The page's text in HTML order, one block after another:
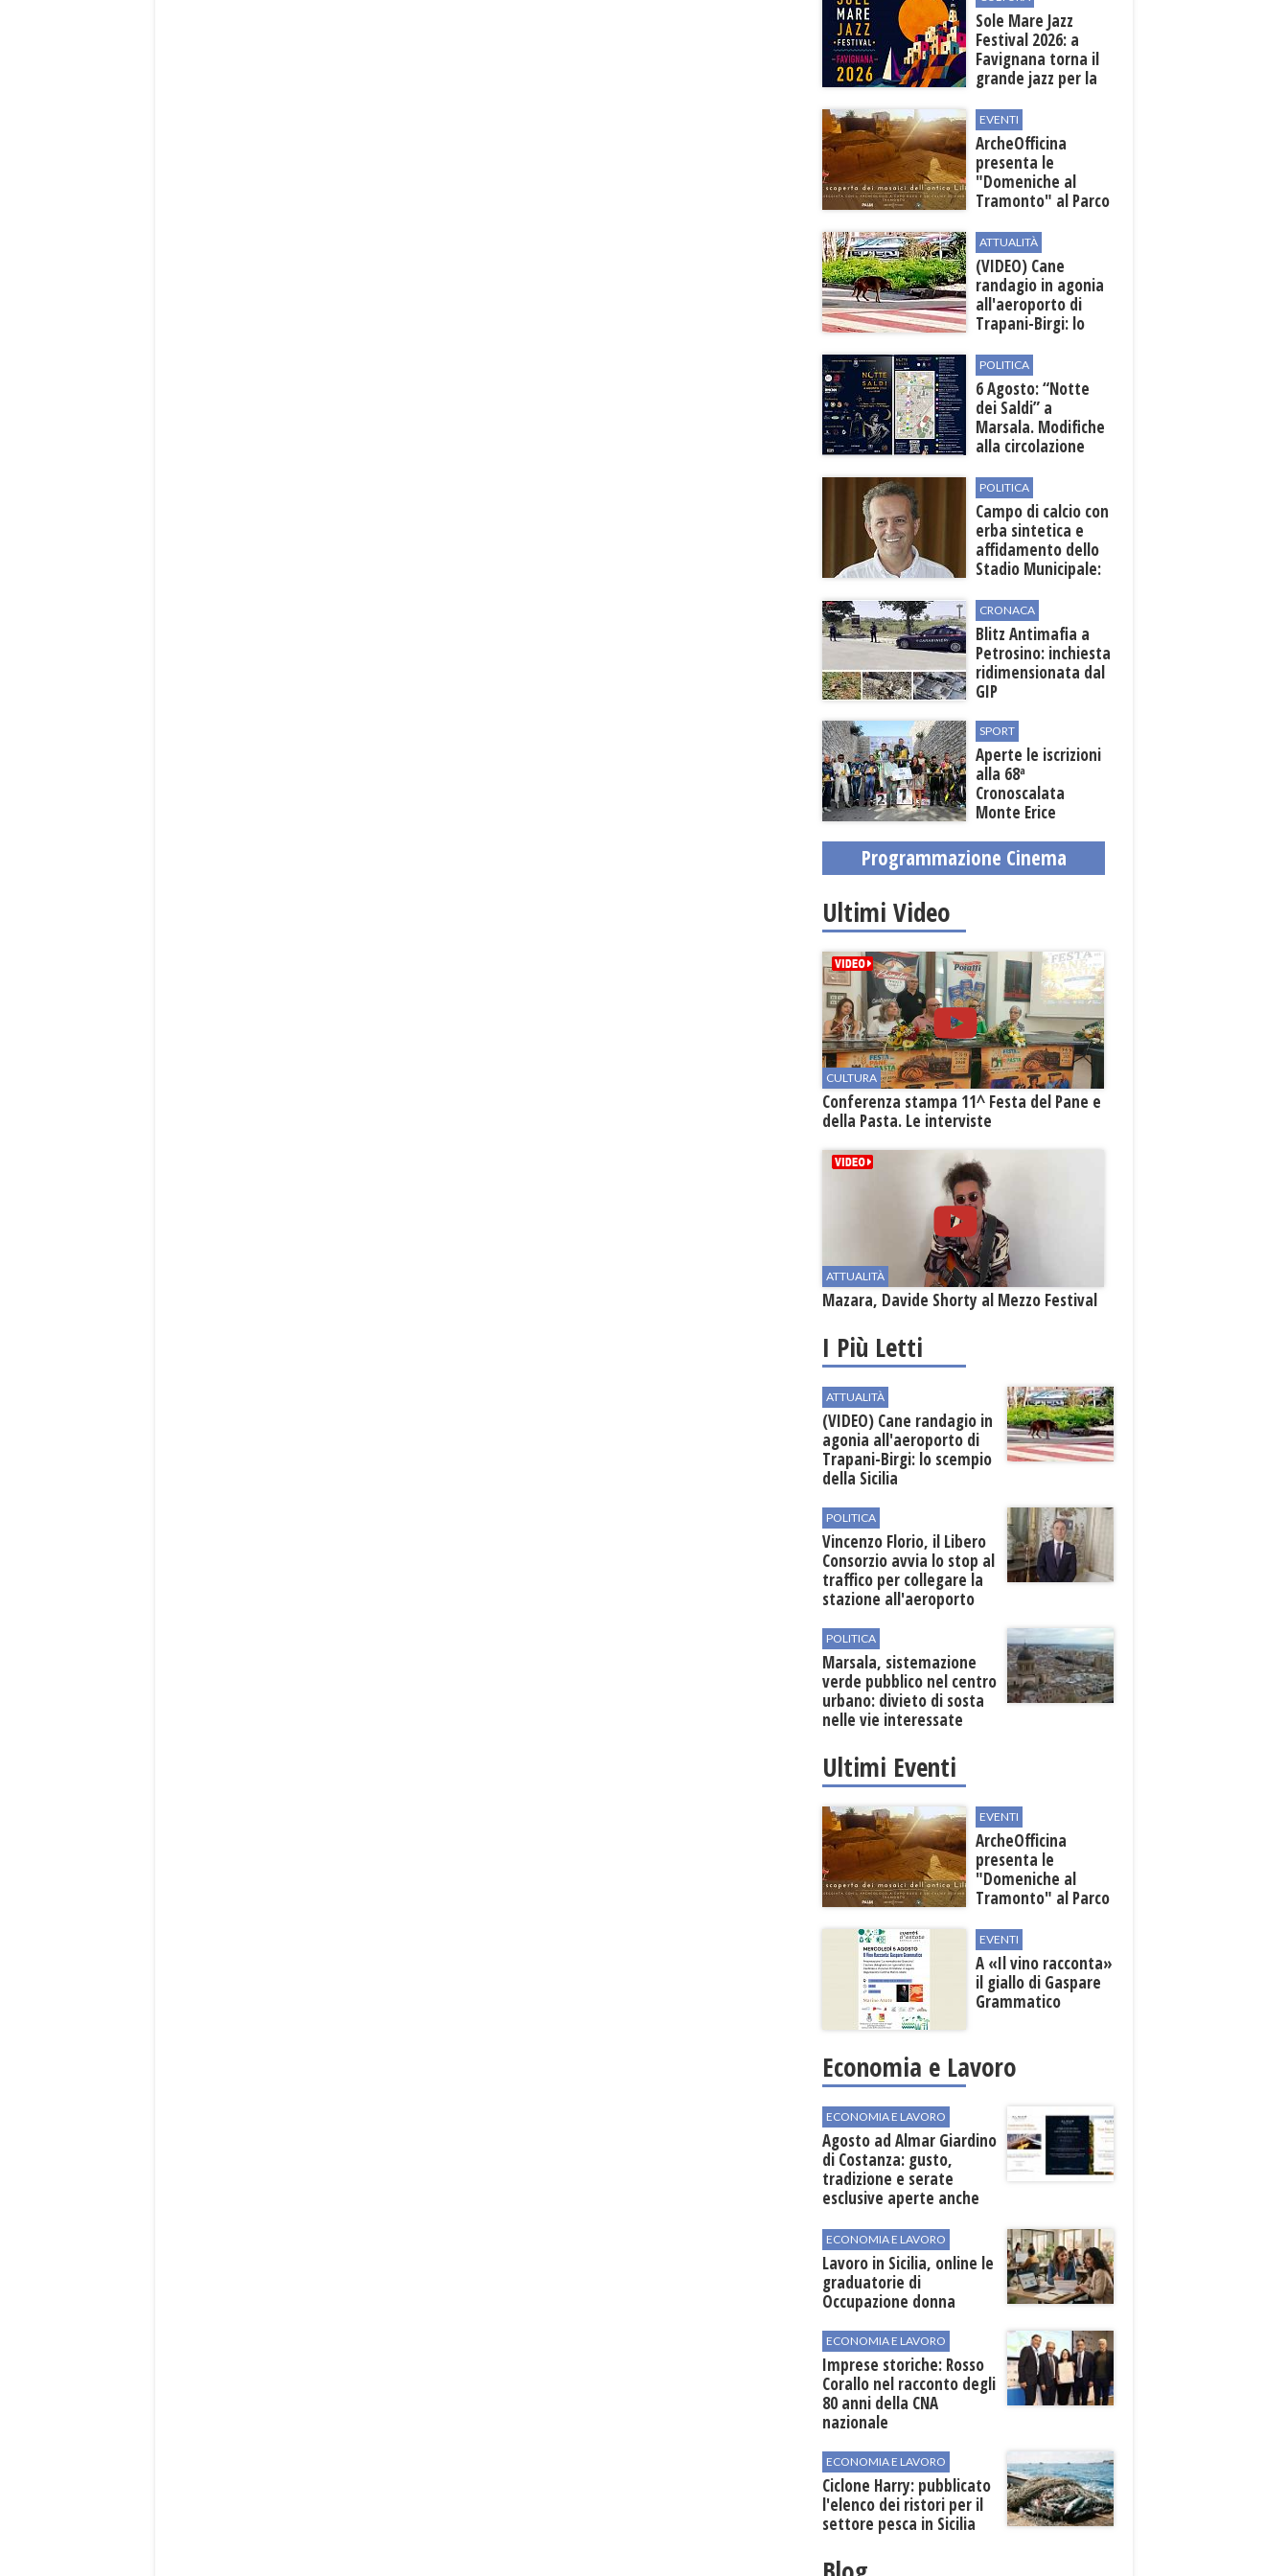
all'aeroporto
Sole Mare Jazz
Festival 2026: a
Favignana torna il
grande jazz per la
EVENTI
ArcheOfficina
presenta le
"Domeniche al
Tramonto" al Parco
Lilibeo
ATTUALITÀ
(VIDEO) Cane
randagio in agonia
all'aeroporto di
Trapani-Birgi: lo
POLITICA
6 Agosto: “Notte
dei Saldi” a
Marsala. Modifiche
alla circolazione
interessate alla
manifestazione
POLITICA
Campo di calcio con
erba sintetica e
affidamento dello
Stadio Municipale:
fondi regionali
CRONACA
Blitz Antimafia a
Petrosino: inchiesta
ridimensionata dal
GIP
SPORT
Aperte le iscrizioni
alla 68ª
Cronoscalata
Monte Erice
Programmazione Cinema
Ultimi Video
CULTURA
Conferenza stampa 11^ Festa del Pane e
della Pasta. Le interviste
ATTUALITÀ
Mazara, Davide Shorty al Mezzo Festival
I Più Letti
ATTUALITÀ
(VIDEO) Cane randagio in
agonia all'aeroporto di
Trapani-Birgi: lo scempio
della Sicilia
POLITICA
Vincenzo Florio, il Libero
Consorzio avvia lo stop al
traffico per collegare la
stazione all'aeroporto
POLITICA
Marsala, sistemazione
verde pubblico nel centro
urbano: divieto di sosta
nelle vie interessate
Ultimi Eventi
EVENTI
ArcheOfficina
presenta le
"Domeniche al
Tramonto" al Parco
Lilibeo
EVENTI
A «Il vino racconta»
il giallo di Gaspare
Grammatico
Economia e Lavoro
ECONOMIA E LAVORO
Agosto ad Almar Giardino
di Costanza: gusto,
tradizione e serate
esclusive aperte anche
ECONOMIA E LAVORO
Lavoro in Sicilia, online le
graduatorie di
Occupazione donna
ECONOMIA E LAVORO
Imprese storiche: Rosso
Corallo nel racconto degli
80 anni della CNA
nazionale
ECONOMIA E LAVORO
Ciclone Harry: pubblicato
l'elenco dei ristori per il
settore pesca in Sicilia